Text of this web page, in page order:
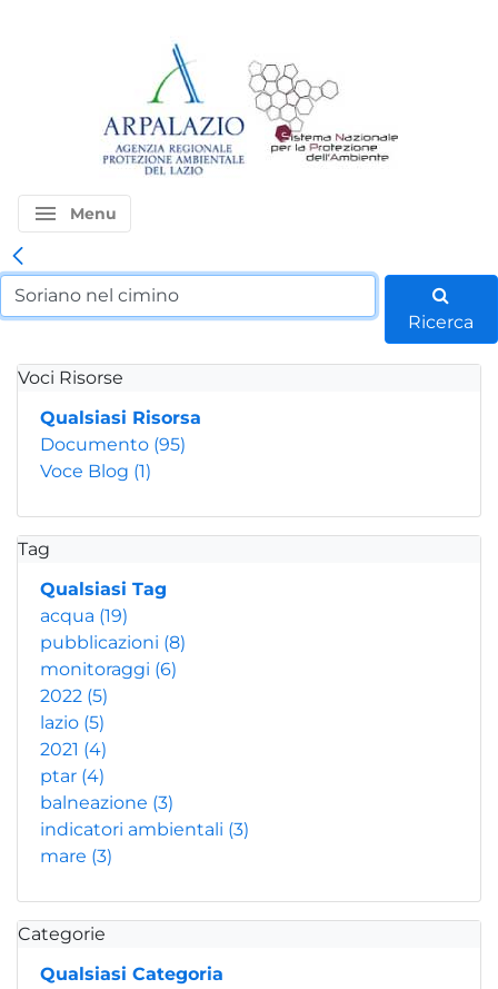
menu Menu
Ricerca
Voci Risorse
Qualsiasi Risorsa
Documento (95)
Voce Blog (1)
Tag
Qualsiasi Tag
acqua (19)
pubblicazioni (8)
monitoraggi (6)
2022 (5)
lazio (5)
2021 (4)
ptar (4)
balneazione (3)
indicatori ambientali (3)
mare (3)
Categorie
Qualsiasi Categoria